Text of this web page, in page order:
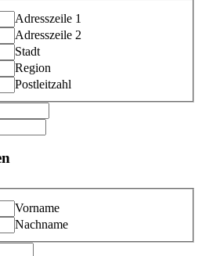
Adresszeile 1
Adresszeile 2
Stadt
Region
Postleitzahl
Vorname
Nachname